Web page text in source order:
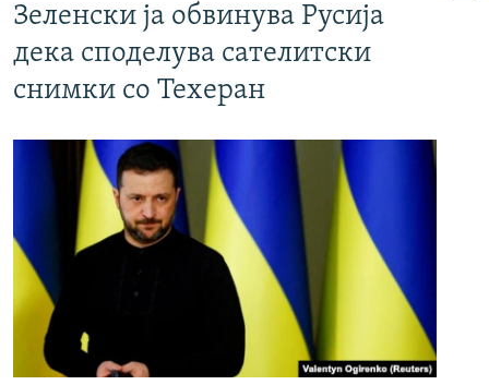
Зеленски ја обвинува Русија
дека споделува сателитски
снимки со Техеран